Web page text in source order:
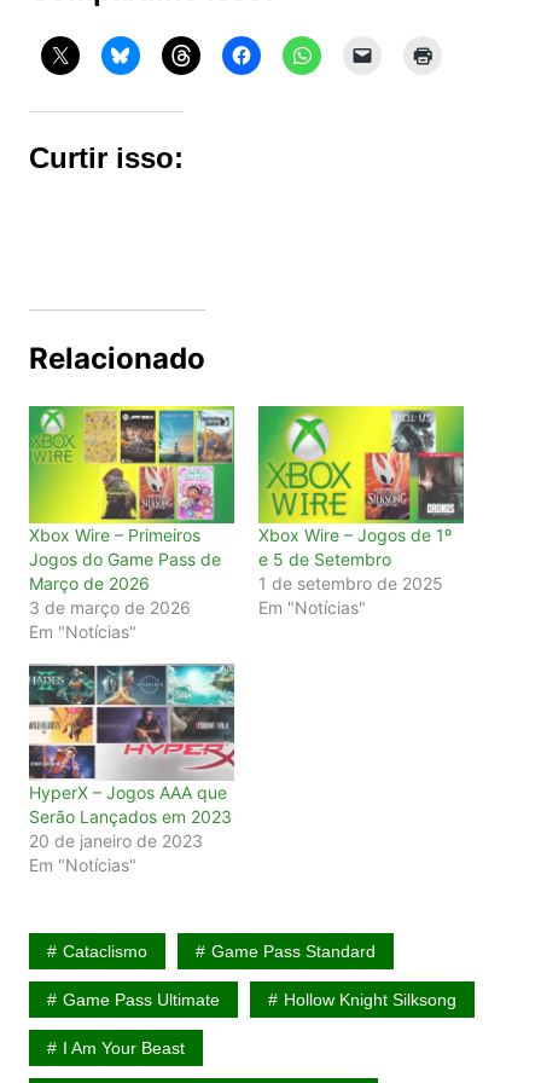
Curtir isso:
Relacionado
Xbox Wire – Primeiros
Jogos do Game Pass de
Março de 2026
3 de março de 2026
Em "Notícias"
Xbox Wire – Jogos de 1º
e 5 de Setembro
1 de setembro de 2025
Em "Notícias"
HyperX – Jogos AAA que
Serão Lançados em 2023
20 de janeiro de 2023
Em "Notícias"
Cataclismo Game Pass Standard
Game Pass Ultimate Hollow Knight Silksong
I Am Your Beast